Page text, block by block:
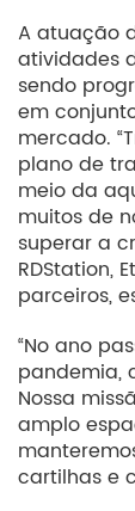
A atuação
atividades
sendo
em
mercado.
plano de
meio da
muitos de
superar a
RDStation,
parceiros,
“No ano
pandemia,
Nossa
amplo
cartilhas e